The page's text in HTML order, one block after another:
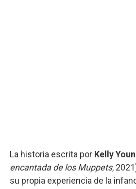
La historia escrita por Kelly
encantada de los Muppets,
su propia experiencia de la